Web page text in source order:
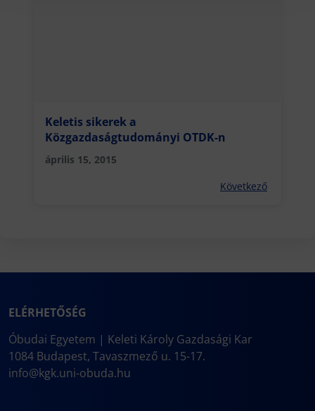
Keletis sikerek a
Közgazdaságtudományi OTDK-n
április 15, 2015
Következő
ELÉRHETŐSÉG
Óbudai Egyetem | Keleti Károly Gazdasági Kar
1084 Budapest, Tavaszmező u. 15-17.
info@kgk.uni-obuda.hu